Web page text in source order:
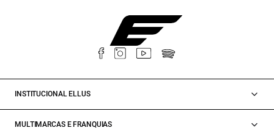
INSTITUCIONAL ELLUS
MULTIMARCAS E FRANQUIAS